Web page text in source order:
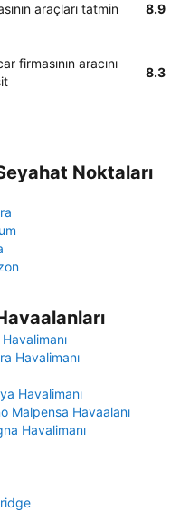
araçları tatmin
8.9
firmasının aracını
8.3
Noktaları
Havalimanı
Havalimanı
Malpensa Havaalanı
Havalimanı